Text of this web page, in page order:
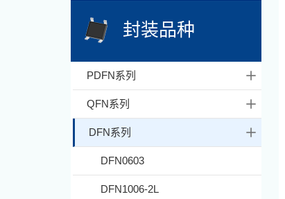
封装品种
PDFN系列
QFN系列
DFN系列
DFN0603
DFN1006-2L